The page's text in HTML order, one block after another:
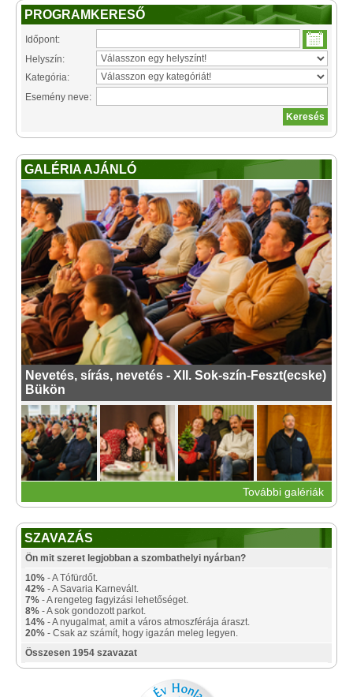
PROGRAMKERESŐ
Időpont:
Helyszín:
Kategória:
Esemény neve:
GALÉRIA AJÁNLÓ
Nevetés, sírás, nevetés - XII. Sok-szín-Feszt(ecske)
Bükön
További galériák
SZAVAZÁS
Ön mit szeret legjobban a szombathelyi nyárban?
10% - A Tófürdőt.
42% - A Savaria Karnevált.
7% - A rengeteg fagyizási lehetőséget.
8% - A sok gondozott parkot.
14% - A nyugalmat, amit a város atmoszférája áraszt.
20% - Csak az számít, hogy igazán meleg legyen.
Összesen 1954 szavazat